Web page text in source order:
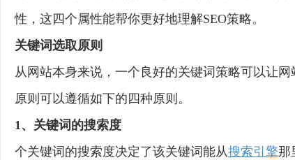
性，这四个属性能帮你更好地理解SEO策略。
关键词选取原则
从网站本身来说，一个良好的关键词策略可以让
原则可以遵循如下的四种原则。
1、关键词的搜索度
个关键词的搜索度决定了该关键词能从搜索引擎那